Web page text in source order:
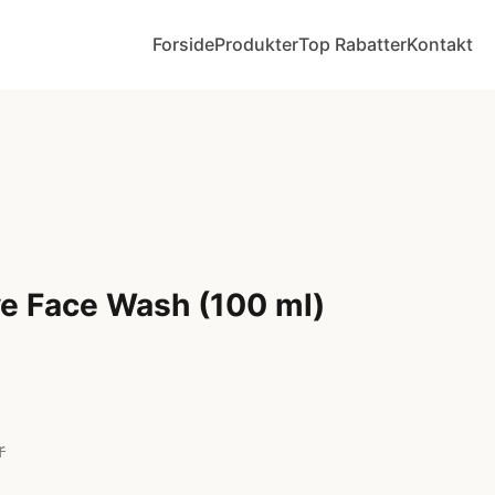
ForsideProdukterTop RabatterKontakt
Face Wash (100 ml)